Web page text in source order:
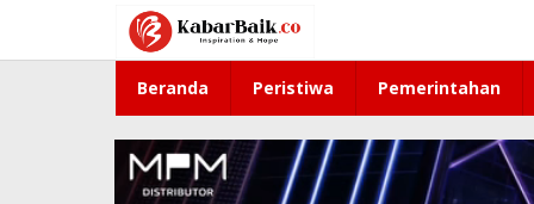
konten
Beranda Peristiwa Pemerintahan